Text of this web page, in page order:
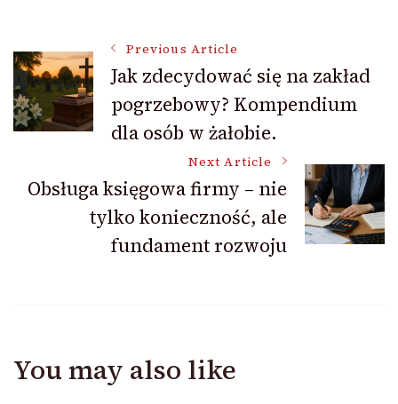
Post
Navigation
Previous Article
Jak zdecydować się na zakład
pogrzebowy? Kompendium
dla osób w żałobie.
Next Article
Obsługa księgowa firmy – nie
tylko konieczność, ale
fundament rozwoju
You may also like